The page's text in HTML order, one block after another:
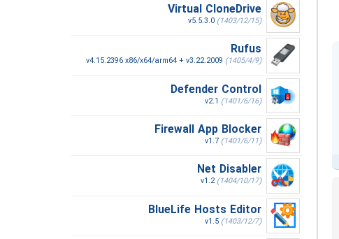
Virtual CloneDrive
v5.5.3.0 (1403/12/15)
Rufus
v4.15.2396 x86/x64/arm64 + v3.22.2009 (1405/4/9)
Defender Control
v2.1 (1401/6/16)
Firewall App Blocker
v1.7 (1401/6/11)
Net Disabler
v1.2(1404/10/17)
BlueLife Hosts Editor
v1.5 (1403/12/7)